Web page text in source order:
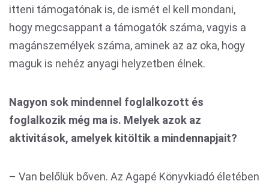
itteni támogatónak is, de ismét el kell mondani,
hogy megcsappant a támogatók száma, vagyis a
magánszemélyek száma, aminek az az oka, hogy
maguk is nehéz anyagi helyzetben élnek.
Nagyon sok mindennel foglalkozott és
foglalkozik még ma is. Melyek azok az
aktivitások, amelyek kitöltik a mindennapjait?
– Van belőlük bőven. Az Agapé Könyvkiadó életében